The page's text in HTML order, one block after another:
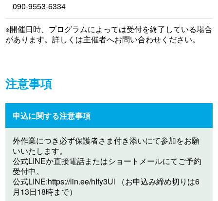
090-9553-6334
※開催日時、プログラムによっては受付を終了している場合
があります。詳しくは主催者へお問い合わせください。
注意事項
申込に関する注意事項
外作業につき必ず保護者さま付き添いにて参加をお願
いいたします。
公式LINEか直接電話またはショートメールにてご予約
受付中。
公式LINE:https://lin.ee/hIfy3Ul （お申込み締め切りは6
月13日18時まで）